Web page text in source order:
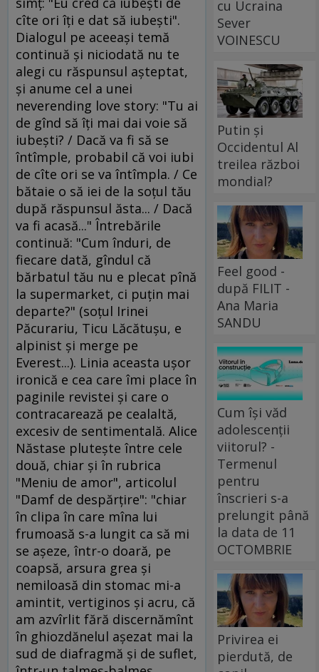
cîte ori îţi e dat să iubeşti".
Dialogul pe aceeaşi temă
continuă şi niciodată nu te
alegi cu răspunsul aşteptat,
şi anume cel a unei
neverending love story: "Tu ai
de gînd să îţi mai dai voie să
iubeşti? / Dacă va fi să se
întîmple, probabil că voi iubi
de cîte ori se va întîmpla. / Ce
bătaie o să iei de la soţul tău
după răspunsul ăsta... / Dacă
va fi acasă..." Întrebările
continuă: "Cum înduri, de
fiecare dată, gîndul că
bărbatul tău nu e plecat pînă
la supermarket, ci puţin mai
departe?" (soţul Irinei
Păcurariu, Ticu Lăcătuşu, e
alpinist şi merge pe
Everest...). Linia aceasta uşor
ironică e cea care îmi place în
paginile revistei şi care o
contracarează pe cealaltă,
excesiv de sentimentală. Alice
Năstase pluteşte între cele
două, chiar şi în rubrica
"Meniu de amor", articolul
"Damf de despărţire": "chiar
în clipa în care mîna lui
frumoasă s-a lungit ca să mi
se aşeze, într-o doară, pe
coapsă, arsura grea şi
nemiloasă din stomac mi-a
amintit, vertiginos şi acru, că
am azvîrlit fără discernămînt
în ghiozdănelul aşezat mai la
sud de diafragmă şi de suflet,
cu Ucraina
Sever
VOINESCU
Putin și
Occidentul Al
treilea război
mondial?
Feel good -
după FILIT -
Ana Maria
SANDU
Cum își văd
adolescenții
viitorul? -
Termenul
pentru
înscrieri s-a
prelungit până
la data de 11
OCTOMBRIE
Privirea ei
pierdută, de